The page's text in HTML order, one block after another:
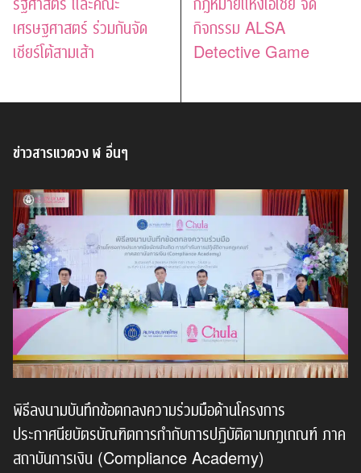
เศรษฐศาสตร์ ร่วมกันจัด
เชียร์โต้สามเส้า
กิจกรรม ALSA
Detective Game
ข่าวสารแวดวง ฬ อื่นๆ
พิธีลงนามบันทึกข้อตกลงความร่วมมือด้านโครงการ
ประกาศนียบัตรบัณฑิตการกำกับการปฏิบัติตามกฎเกณฑ์ ภาค
สถาบันการเงิน (Compliance Academy)